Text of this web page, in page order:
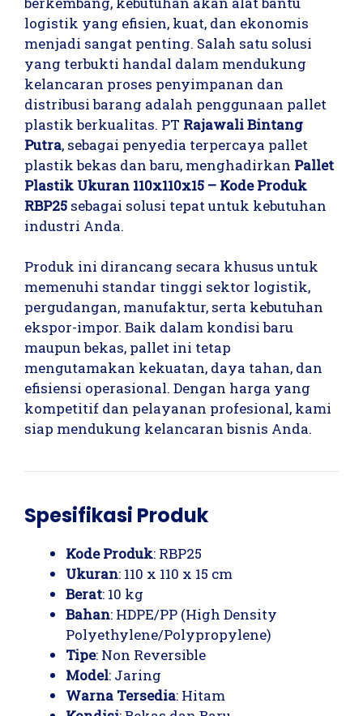
logistik yang efisien, kuat, dan ekonomis
menjadi sangat penting. Salah satu solusi
yang terbukti handal dalam mendukung
kelancaran proses penyimpanan dan
distribusi barang adalah penggunaan pallet
plastik berkualitas. PT Rajawali Bintang
Putra, sebagai penyedia terpercaya pallet
plastik bekas dan baru, menghadirkan Pallet
Plastik Ukuran 110x110x15 – Kode Produk
RBP25 sebagai solusi tepat untuk kebutuhan
industri Anda.
Produk ini dirancang secara khusus untuk
memenuhi standar tinggi sektor logistik,
pergudangan, manufaktur, serta kebutuhan
ekspor-impor. Baik dalam kondisi baru
maupun bekas, pallet ini tetap
mengutamakan kekuatan, daya tahan, dan
efisiensi operasional. Dengan harga yang
kompetitif dan pelayanan profesional, kami
siap mendukung kelancaran bisnis Anda.
Spesifikasi Produk
Kode Produk: RBP25
Ukuran: 110 x 110 x 15 cm
Berat: 10 kg
Bahan: HDPE/PP (High Density
Polyethylene/Polypropylene)
Tipe: Non Reversible
Model: Jaring
Warna Tersedia: Hitam